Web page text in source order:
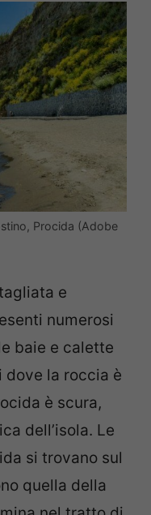
Procida (Adobe
e
numerosi
baie e calette
dove la roccia è
è scura,
dell’isola. Le
si trovano sul
quella della